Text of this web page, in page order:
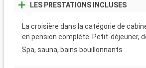
LES PRESTATIONS INCLUSES
La croisière dans la catégorie de
en pension complète: Petit-déjeuner,
Spa, sauna, bains bouillonnants